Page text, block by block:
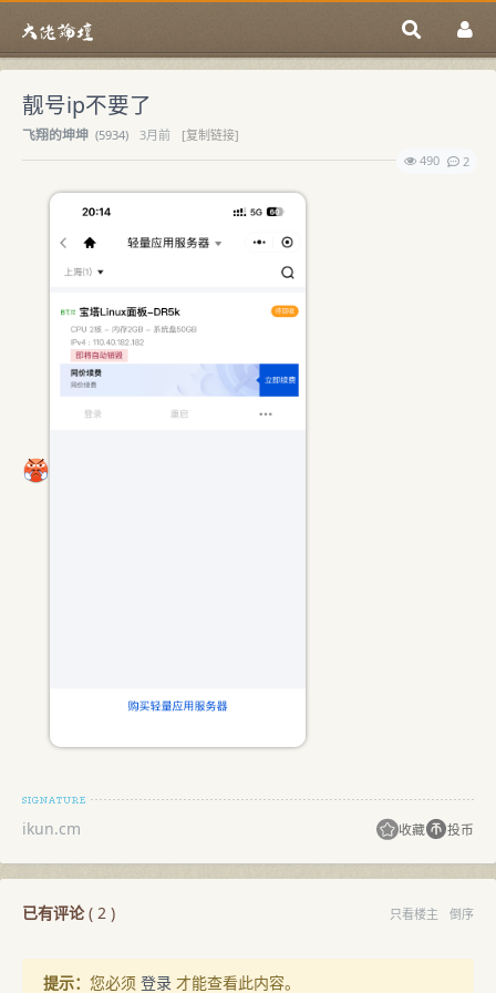
靓号ip不要了
飞翔的坤坤 (5934) 3月前
[复制链接]
490
2
ikun.cm 收藏 投币
已有评论( 2 ) 只看楼主 倒序
提示： 您必须 登录 才能查看此内容。